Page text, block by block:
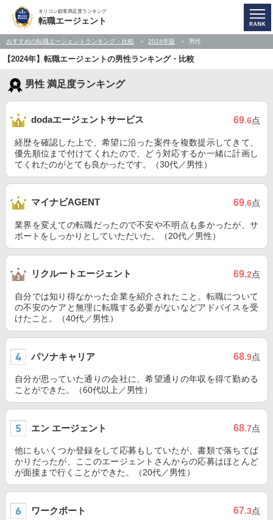
オリコン顧客満足度ランキング
転職エージェント
おすすめの転職エージェントランキング・比較 2024年版 男性
【2024年】転職エージェントの男性ランキング・比較
男性 満足度ランキング
dodaエージェントサービス 69.6点
経歴を確認した上で、希望に沿った案件を複数提示してきて、
優先順位まで付けてくれたので、どう対応するか一緒に計画し
てくれたのがとても良かったです。（30代／男性）
マイナビAGENT 69.6点
業界を変えての転職だったので不安や不明点も多かったが、サ
ポートをしっかりとしていただいた。（20代／男性）
リクルートエージェント 69.2点
自分では知り得なかった企業を紹介されたこと。転職について
の不安のケアと無理に転職する必要がないなどアドバイスを受
けたこと。（40代／男性）
パソナキャリア 68.9点
自分が思っていた通りの会社に、希望通りの年収を得て勤める
ことができた。（60代以上／男性）
エン エージェント 68.7点
他にもいくつか登録をして応募もしていたが、書類で落ちてば
かりだったが、ここのエージェントさんからの応募はほとんど
が面接まで行くことができた。（20代／男性）
ワークポート 67.3点